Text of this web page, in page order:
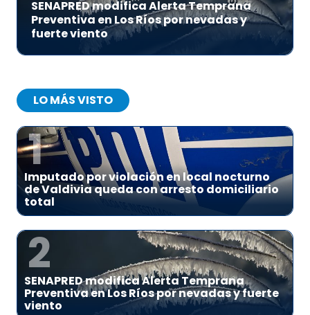
SENAPRED modifica Alerta Temprana
Preventiva en Los Ríos por nevadas y
fuerte viento
LO MÁS VISTO
1
Imputado por violación en local nocturno
de Valdivia queda con arresto domiciliario
total
2
SENAPRED modifica Alerta Temprana
Preventiva en Los Ríos por nevadas y fuerte
viento